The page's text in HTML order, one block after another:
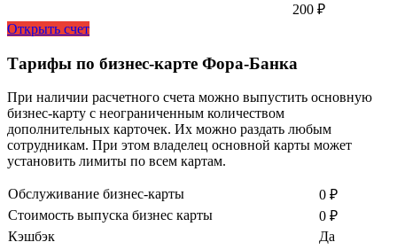
200 ₽
Открыть счет
Тарифы по бизнес-карте Фора-Банка
При наличии расчетного счета можно выпустить основную
бизнес-карту с неограниченным количеством
дополнительных карточек. Их можно раздать любым
сотрудникам. При этом владелец основной карты может
установить лимиты по всем картам.
Обслуживание бизнес-карты
0 ₽
Стоимость выпуска бизнес карты
0 ₽
Кэшбэк
Да